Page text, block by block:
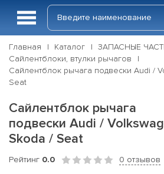
Главная Каталог ЗАПАСНЫЕ
Сайлентблоки, втулки рычагов
Сайлентблок рычага подвески Audi /
Seat
Сайлентблок рычага
подвески Audi /
Skoda / Seat
Рейтинг 0.0 0 отзывов